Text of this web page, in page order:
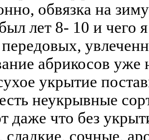
обвязка на
лет 8- 10 и чего
абрикосов уже
укрытие
неукрывные
даже что без
сладкие, сочные,